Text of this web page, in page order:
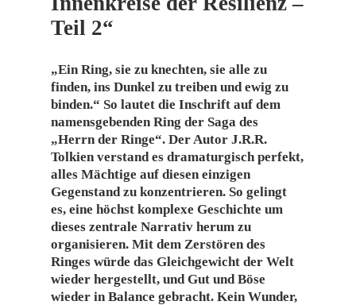
Teil 2“
„Ein Ring, sie zu knechten, sie alle zu
finden, ins Dunkel zu treiben und ewig zu
binden.“ So lautet die Inschrift auf dem
namensgebenden Ring der Saga des
„Herrn der Ringe“. Der Autor J.R.R.
Tolkien verstand es dramaturgisch perfekt,
alles Mächtige auf diesen einzigen
Gegenstand zu konzentrieren. So gelingt
es, eine höchst komplexe Geschichte um
dieses zentrale Narrativ herum zu
organisieren. Mit dem Zerstören des
Ringes würde das Gleichgewicht der Welt
wieder hergestellt, und Gut und Böse
wieder in Balance gebracht. Kein Wunder,